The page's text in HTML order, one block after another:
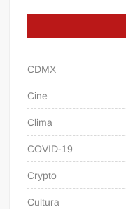
CDMX
Cine
Clima
COVID-19
Crypto
Cultura